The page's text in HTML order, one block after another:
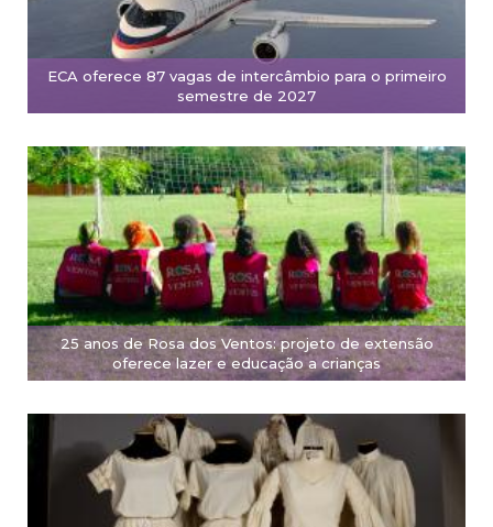
ECA oferece 87 vagas de intercâmbio para o primeiro
semestre de 2027
25 anos de Rosa dos Ventos: projeto de extensão
oferece lazer e educação a crianças